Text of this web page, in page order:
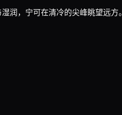
润，宁可在清冷的尖峰眺望远方。